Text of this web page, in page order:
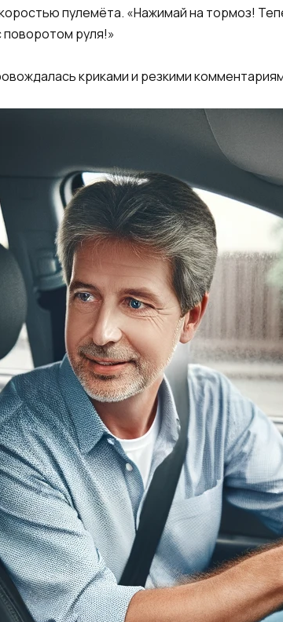
пулемёта. «Нажимай на тормоз!
поворотом руля!»
криками и резкими